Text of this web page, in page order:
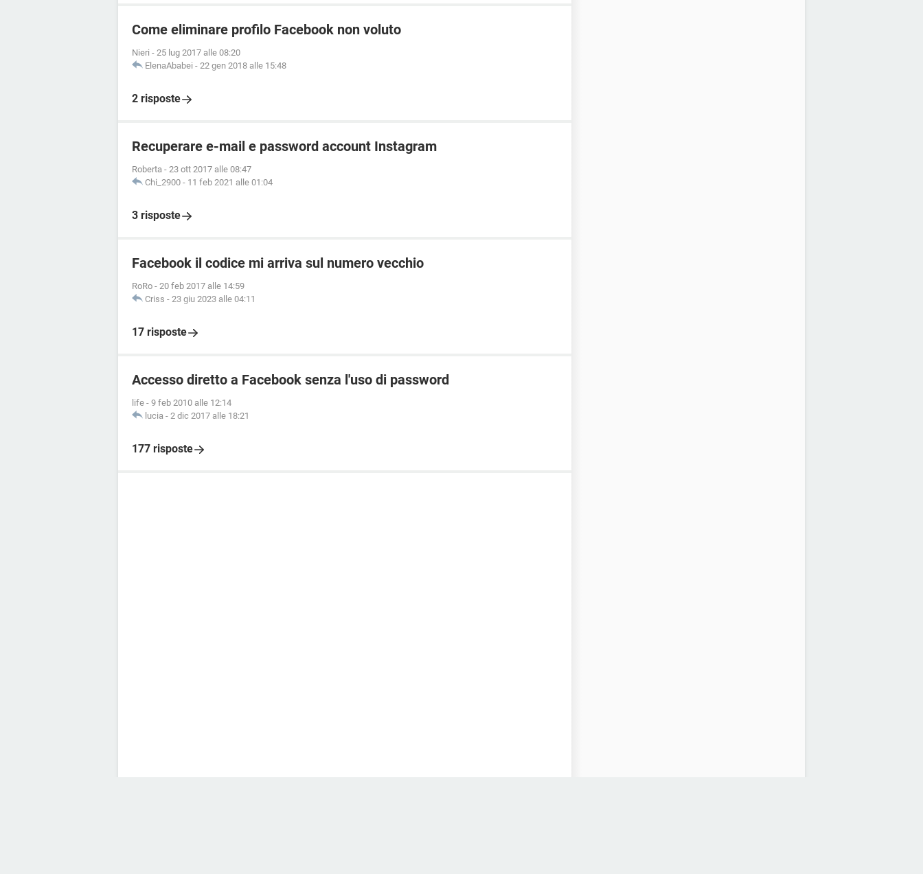
Come eliminare profilo Facebook non voluto
Nieri - 25 lug 2017 alle 08:20
ElenaAbabei - 22 gen 2018 alle 15:48
2 risposte
Recuperare e-mail e password account Instagram
Roberta - 23 ott 2017 alle 08:47
Chi_2900 - 11 feb 2021 alle 01:04
3 risposte
Facebook il codice mi arriva sul numero vecchio
RoRo - 20 feb 2017 alle 14:59
Criss - 23 giu 2023 alle 04:11
17 risposte
Accesso diretto a Facebook senza l'uso di password
life - 9 feb 2010 alle 12:14
lucia - 2 dic 2017 alle 18:21
177 risposte